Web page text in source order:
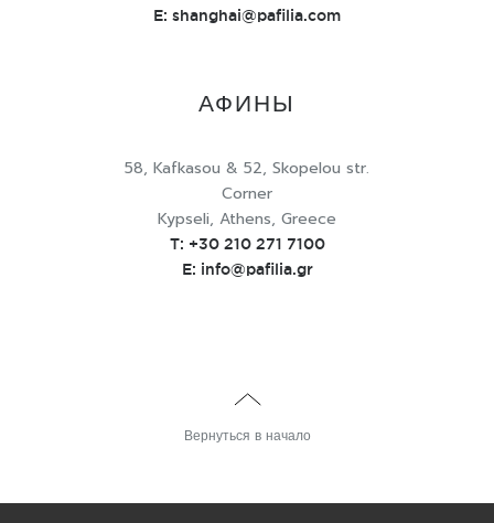
E: shanghai@pafilia.com
АФИНЫ
58, Kafkasou & 52, Skopelou str.
Corner
Kypseli, Athens, Greece
T: +30 210 271 7100
E: info@pafilia.gr
Вернуться в начало